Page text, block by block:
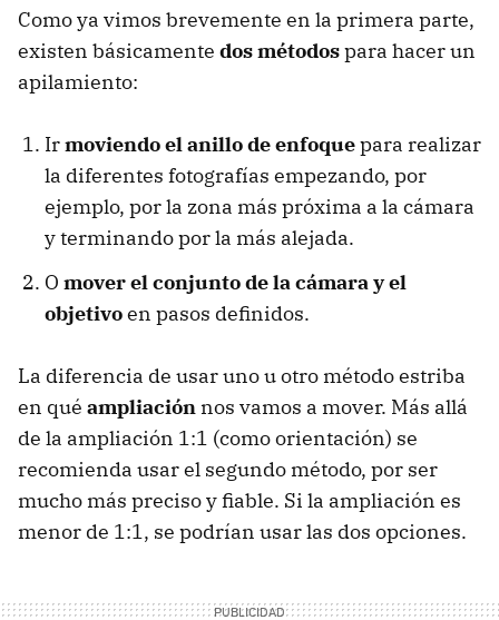
Como ya vimos brevemente en la primera parte,
existen básicamente dos métodospara hacer un
apilamiento:
Irmoviendo el anillo de enfoquepara realizar
la diferentes fotografías empezando, por
ejemplo, por la zona más próxima a la cámara
y terminando por la más alejada.
O mover el conjunto de la cámara y el
objetivoen pasos definidos.
La diferencia de usar uno u otro método estriba
en qué ampliación nos vamos a mover. Más allá
de la ampliación 1:1 (como orientación) se
recomienda usar el segundo método, por ser
mucho más preciso y fiable. Si la ampliación es
menor de 1:1, se podrían usar las dos opciones.